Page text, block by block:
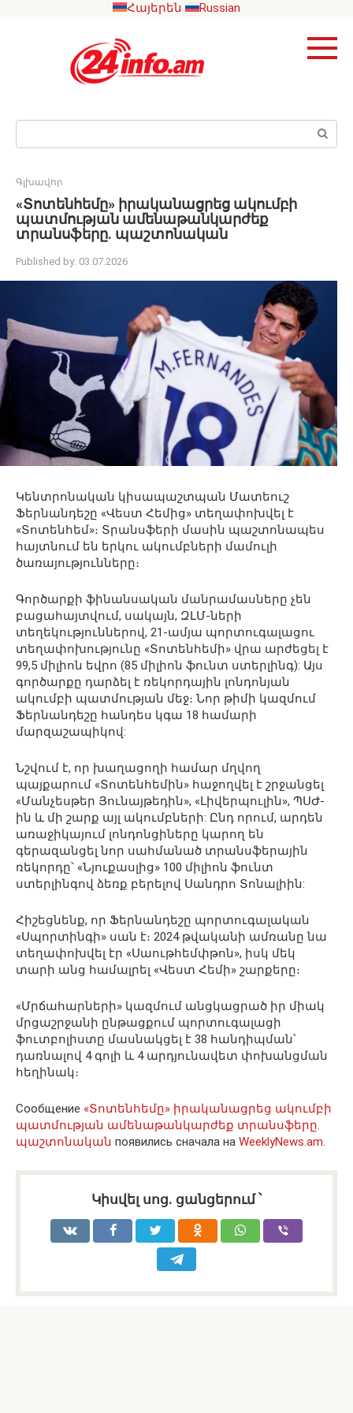
Հայերեն Russian
Search:
Գլխավոր
«Տոտենհեմը» իրականացրեց ակումբի
պատմության ամենաթանկարժեք
տրանսֆերը. պաշտոնական
Published by: 03.07.2026
Կենտրոնական կիսապաշտպան Մատեուշ
Ֆերնանդեշը «Վեստ Հեմից» տեղափոխվել է
«Տոտենհեմ»։ Տրանսֆերի մասին պաշտոնապես
հայտնում են երկու ակումբների մամուլի
ծառայությունները։
Գործարքի ֆինանսական մանրամասները չեն
բացահայտվում, սակայն, ԶԼՄ-ների
տեղեկություններով, 21-ամյա պորտուգալացու
տեղափոխությունը «Տոտենհեմի» վրա արժեցել է
99,5 միլիոն եվրո (85 միլիոն ֆունտ ստերլինգ): Այս
գործարքը դարձել է ռեկորդային լոնդոնյան
ակումբի պատմության մեջ։ Նոր թիմի կազմում
Ֆերնանդեշը հանդես կգա 18 համարի
մարզաշապիկով:
Նշվում է, որ խաղացողի համար մղվող
պայքարում «Տոտենհեմին» հաջողվել է շրջանցել
«Մանչեսթեր Յունայթեդին», «Լիվերպուլին», ՊՍԺ-
ին և մի շարք այլ ակումբների: Ընդ որում, արդեն
առաջիկայում լոնդոնցիները կարող են
գերազանցել նոր սահմանած տրանսֆերային
ռեկորդը՝ «Նյուքասլից» 100 միլիոն ֆունտ
ստերլինգով ձեռք բերելով Սանդրո Տոնալիին:
Հիշեցնենք, որ Ֆերնանդեշը պորտուգալական
«Սպորտինգի» սան է։ 2024 թվականի ամռանը նա
տեղափոխվել էր «Սաութհեմփթոն», իսկ մեկ
տարի անց համալրել «Վեստ Հեմի» շարքերը։
«Մրճահարների» կազմում անցկացրած իր միակ
մրցաշրջանի ընթացքում պորտուգալացի
ֆուտբոլիստը մասնակցել է 38 հանդիպման՝
դառնալով 4 գոլի և 4 արդյունավետ փոխանցման
հեղինակ։
Сообщение «Տոտենհեմը» իրականացրեց ակումբի
պատմության ամենաթանկարժեք տրանսֆերը.
պաշտոնական появились сначала на WeeklyNews.am.
Կիսվել սոց․ ցանցերում ՝